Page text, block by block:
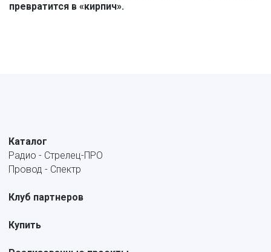
превратится в «кирпич».
Каталог
Радио - Стрелец-ПРО
Провод - Спектр
Клуб партнеров
Купить